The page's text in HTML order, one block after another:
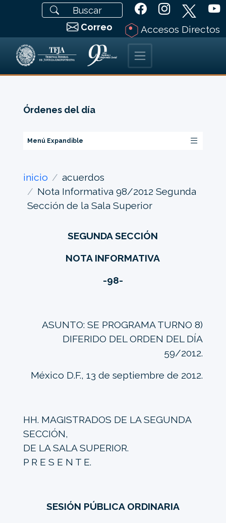
Correo Accesos Directos
Órdenes del día
Menú Expandible
inicio
acuerdos
Nota Informativa 98/2012 Segunda
Sección de la Sala Superior
SEGUNDA SECCIÓN
NOTA INFORMATIVA
-98-
ASUNTO: SE PROGRAMA TURNO 8)
DIFERIDO DEL ORDEN DEL DÍA
59/2012.
México D.F., 13 de septiembre de 2012.
HH. MAGISTRADOS DE LA SEGUNDA
SECCIÓN,
DE LA SALA SUPERIOR.
P R E S E N T E.
SESIÓN PÚBLICA ORDINARIA